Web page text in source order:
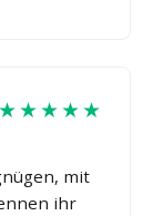
★★★★★
mit
ihr